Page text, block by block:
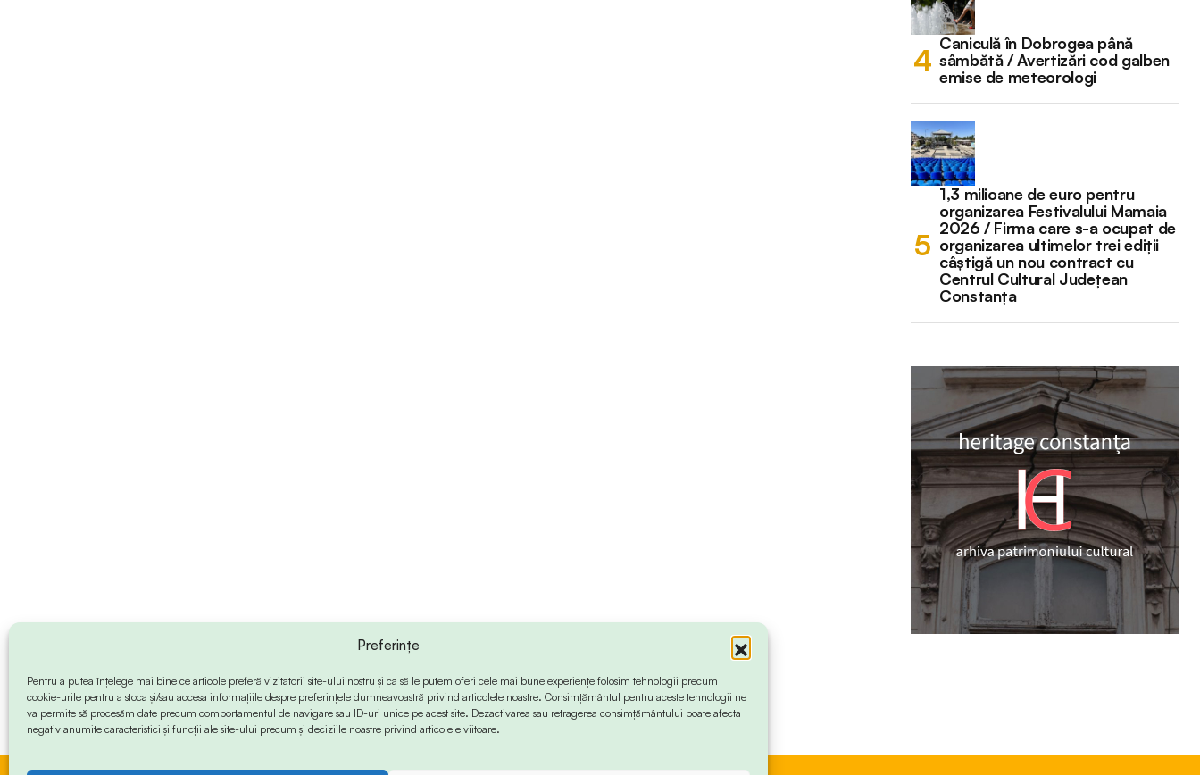
Preferințe
Pentru a putea înțelege mai bine ce articole preferă vizitatorii site-ului nostru și ca să le putem oferi cele mai bune experiențe folosim tehnologii precum
cookie-urile pentru a stoca și/sau accesa informațiile despre preferințele dumneavoastră privind articolele noastre. Consimțământul pentru aceste tehnologii ne
va permite să procesăm date precum comportamentul de navigare sau ID-uri unice pe acest site. Dezactivarea sau retragerea consimțământului poate afecta
negativ anumite caracteristici și funcții ale site-ului precum și deciziile noastre privind articolele viitoare.
Caniculă în Dobrogea până
sâmbătă / Avertizări cod galben
emise de meteorologi
1,3 milioane de euro pentru
organizarea Festivalului Mamaia
2026 / Firma care s-a ocupat de
organizarea ultimelor trei ediții
câștigă un nou contract cu
Centrul Cultural Județean
Constanța